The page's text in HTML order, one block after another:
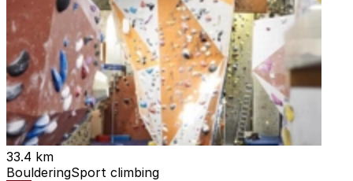
33.4 km
BoulderingSport climbing